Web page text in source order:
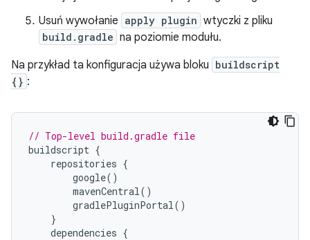
Usuń wywołanie apply plugin wtyczki z pliku
build.gradle na poziomie modułu.
Na przykład ta konfiguracja używa bloku buildscript
{} :
// Top-level build.gradle file
buildscript {
repositories {
google()
mavenCentral()
gradlePluginPortal()
}
dependencies {